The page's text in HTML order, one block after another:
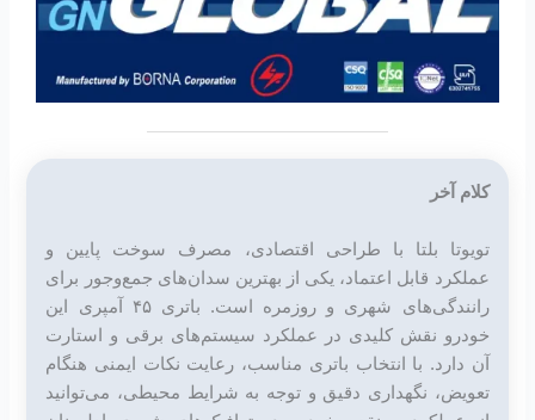
کلام آخر
تویوتا بلتا با طراحی اقتصادی، مصرف سوخت پایین و
عملکرد قابل اعتماد، یکی از بهترین سدان‌های جمع‌وجور برای
رانندگی‌های شهری و روزمره است. باتری ۴۵ آمپری این
خودرو نقش کلیدی در عملکرد سیستم‌های برقی و استارت
آن دارد. با انتخاب باتری مناسب، رعایت نکات ایمنی هنگام
تعویض، نگهداری دقیق و توجه به شرایط محیطی، می‌توانید